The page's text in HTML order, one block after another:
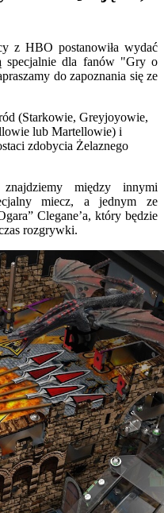
z HBO postanowiła wydać
specjalnie dla fanów "Gry o
do zapoznania się ze
(Starkowie, Greyjoyowie,
lub Martellowie) i
zdobycia Żelaznego
między innymi
miecz, a jednym ze
Clegane’a, który będzie
rozgrywki.